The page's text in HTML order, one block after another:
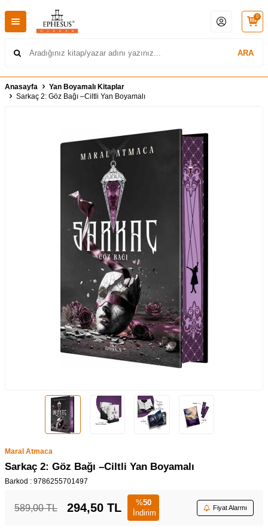
ARA
0
Anasayfa
Yan Boyamalı Kitaplar
Sarkaç 2: Göz Bağı –Ciltli Yan Boyamalı
Maral Atmaca
Sarkaç 2: Göz Bağı –Ciltli Yan Boyamalı
Barkod : 9786255701497
589,00TL 294,50 TL %50
İndirim
Fiyat Alarmı